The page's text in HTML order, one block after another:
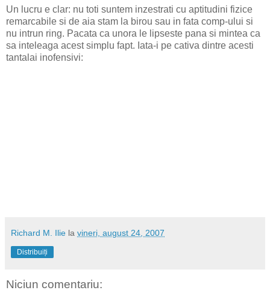
Un lucru e clar: nu toti suntem inzestrati cu aptitudini fizice
remarcabile si de aia stam la birou sau in fata comp-ului si
nu intrun ring. Pacata ca unora le lipseste pana si mintea ca
sa inteleaga acest simplu fapt. Iata-i pe cativa dintre acesti
tantalai inofensivi:
Richard M. Ilie la vineri, august 24, 2007
Distribuiți
Niciun comentariu: